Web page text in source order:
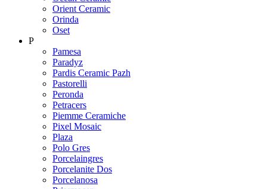
Orient Ceramic
Orinda
Oset
P
Pamesa
Paradyz
Pardis Ceramic Pazh
Pastorelli
Peronda
Petracers
Piemme Ceramiche
Pixel Mosaic
Plaza
Polo Gres
Porcelaingres
Porcelanite Dos
Porcelanosa